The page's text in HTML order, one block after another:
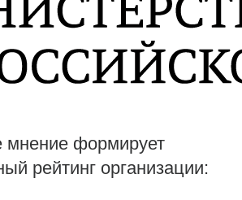
формирует
рейтинг организации: